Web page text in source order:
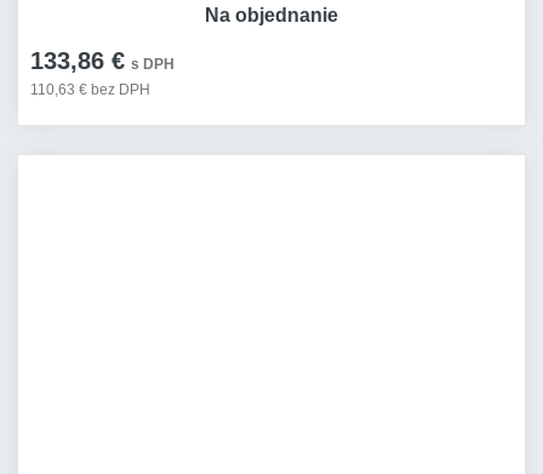
133,86 € s DPH
110,63 € bez DPH
Na objednanie